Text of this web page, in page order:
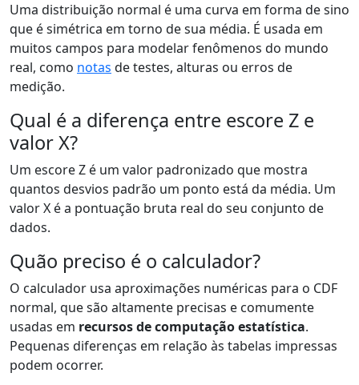
Uma distribuição normal é uma curva em forma de sino
que é simétrica em torno de sua média. É usada em
muitos campos para modelar fenômenos do mundo
real, como notas de testes, alturas ou erros de
medição.
Qual é a diferença entre escore Z e
valor X?
Um escore Z é um valor padronizado que mostra
quantos desvios padrão um ponto está da média. Um
valor X é a pontuação bruta real do seu conjunto de
dados.
Quão preciso é o calculador?
O calculador usa aproximações numéricas para o CDF
normal, que são altamente precisas e comumente
usadas em recursos de computação estatística.
Pequenas diferenças em relação às tabelas impressas
podem ocorrer.